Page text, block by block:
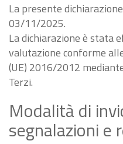
La presente
03/11/2025.
La dichiarazione è stata
valutazione conforme
(UE) 2016/2012
Terzi.
Modalità di
segnalazioni e